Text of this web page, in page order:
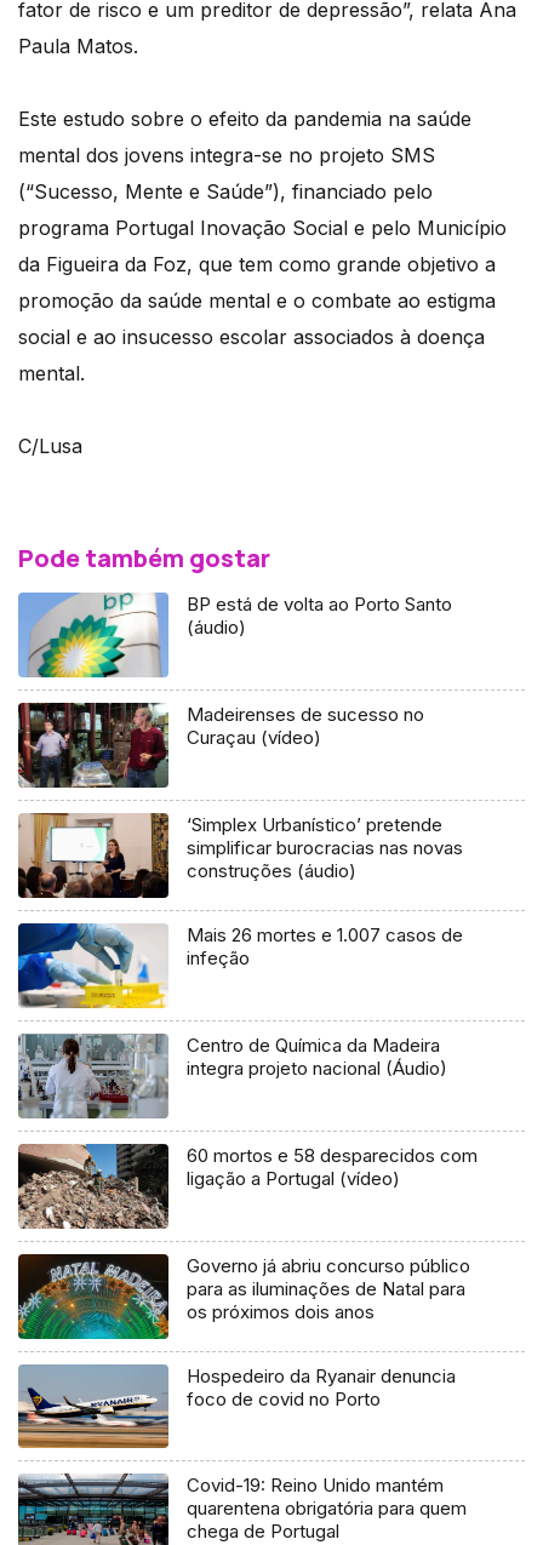
fator de risco e um preditor de depressão”, relata Ana
Paula Matos.
Este estudo sobre o efeito da pandemia na saúde
mental dos jovens integra-se no projeto SMS
(“Sucesso, Mente e Saúde”), financiado pelo
programa Portugal Inovação Social e pelo Município
da Figueira da Foz, que tem como grande objetivo a
promoção da saúde mental e o combate ao estigma
social e ao insucesso escolar associados à doença
mental.
C/Lusa
Pode também gostar
BP está de volta ao Porto Santo
(áudio)
Madeirenses de sucesso no
Curaçau (vídeo)
‘Simplex Urbanístico’ pretende
simplificar burocracias nas novas
construções (áudio)
Mais 26 mortes e 1.007 casos de
infeção
Centro de Química da Madeira
integra projeto nacional (Áudio)
60 mortos e 58 desparecidos com
ligação a Portugal (vídeo)
Governo já abriu concurso público
para as iluminações de Natal para
os próximos dois anos
Hospedeiro da Ryanair denuncia
foco de covid no Porto
Covid-19: Reino Unido mantém
quarentena obrigatória para quem
chega de Portugal